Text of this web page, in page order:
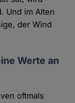
Und im Alten
der Wind
Werte an
oftmals